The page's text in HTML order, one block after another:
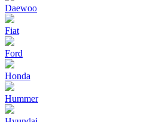
Daewoo
Fiat
Ford
Honda
Hummer